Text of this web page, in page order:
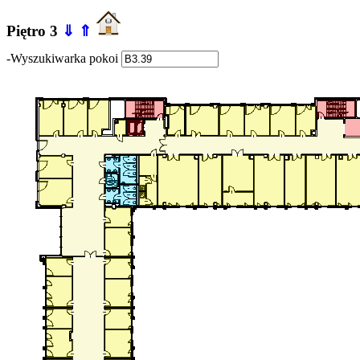
Piętro 3 ⇓ ⇑
-Wyszukiwarka pokoi